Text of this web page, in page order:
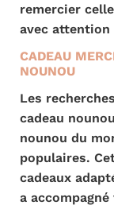
remercier
avec attention
CADEAU
NOUNOU
Les
cadeau
nounou du
populaires.
cadeaux
a